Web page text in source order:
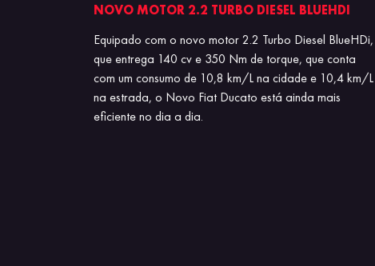
NOVO MOTOR 2.2 TURBO DIESEL BLUEHDI
Equipado com o novo motor 2.2 Turbo Diesel BlueHDi,
que entrega 140 cv e 350 Nm de torque, que conta
com um consumo de 10,8 km/L na cidade e 10,4 km/L
na estrada, o Novo Fiat Ducato está ainda mais
eficiente no dia a dia.